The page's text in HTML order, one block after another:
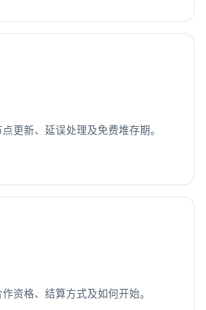
更新、延误处理及免费堆存期。
资格、结算方式及如何开始。